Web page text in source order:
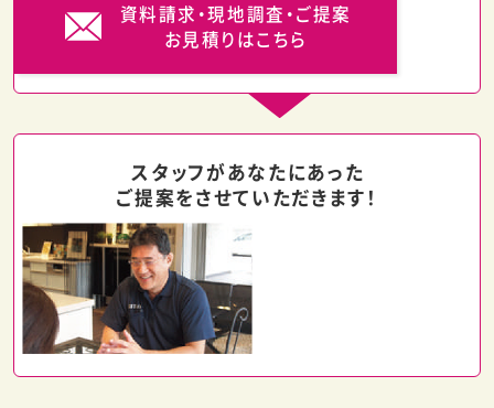
資料請求・現地調査・ご提案
お見積りはこちら
スタッフがあなたにあった
ご提案をさせていただきます！